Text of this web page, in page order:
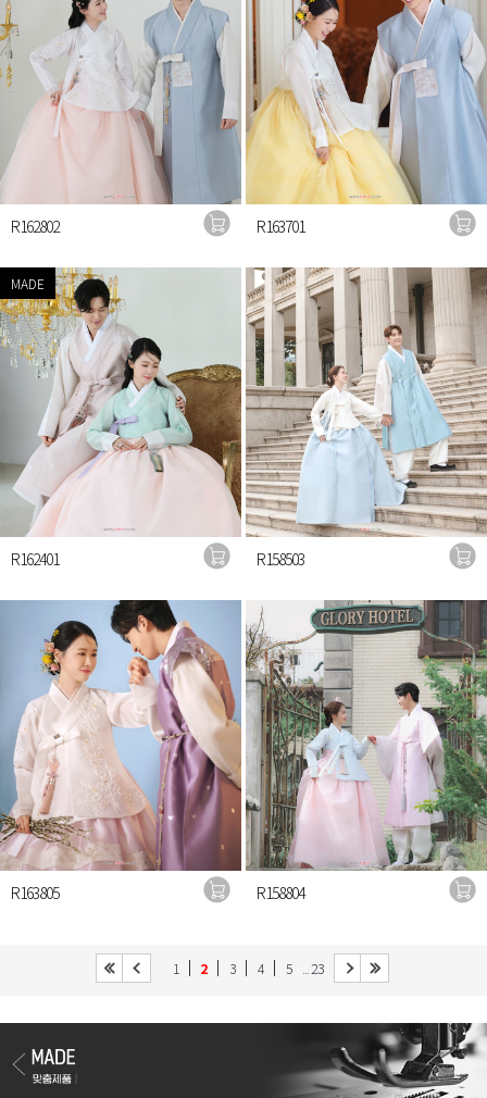
R162802 R163701
MADE
R162401 R158503
R163805 R158804
1 2 3 4 5 ... 23